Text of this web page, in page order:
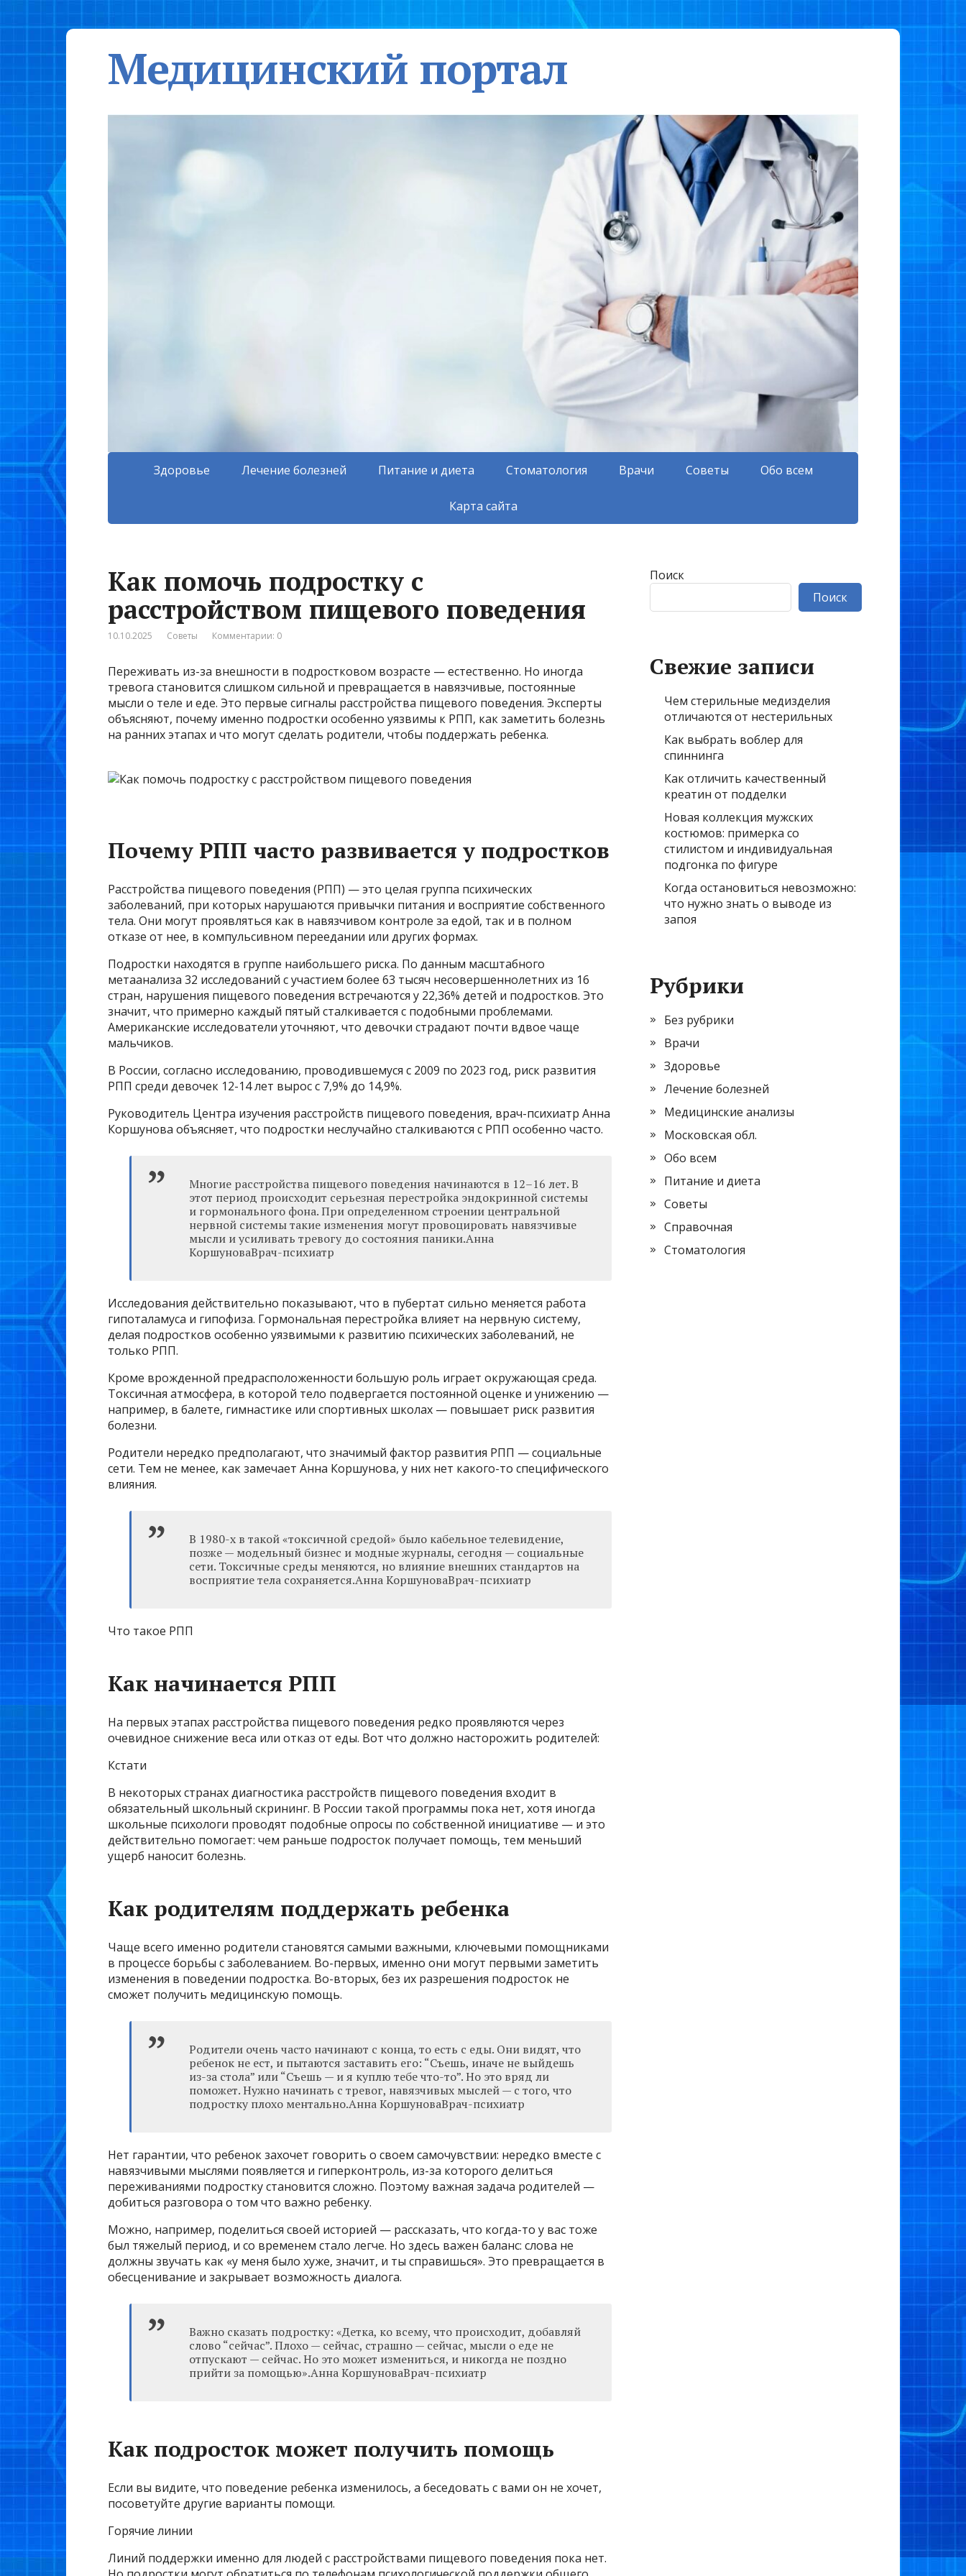
Медицинский портал
Здоровье Лечение болезней Питание и диета Стоматология Врачи Советы Обо всем
Карта сайта
Как помочь подростку с
расстройством пищевого поведения
10.10.2025 Советы Комментарии: 0
Переживать из-за внешности в подростковом возрасте — естественно. Но иногда
тревога становится слишком сильной и превращается в навязчивые, постоянные
мысли о теле и еде. Это первые сигналы расстройства пищевого поведения. Эксперты
объясняют, почему именно подростки особенно уязвимы к РПП, как заметить болезнь
на ранних этапах и что могут сделать родители, чтобы поддержать ребенка.
Почему РПП часто развивается у подростков
Расстройства пищевого поведения (РПП) — это целая группа психических
заболеваний, при которых нарушаются привычки питания и восприятие собственного
тела. Они могут проявляться как в навязчивом контроле за едой, так и в полном
отказе от нее, в компульсивном переедании или других формах.
Подростки находятся в группе наибольшего риска. По данным масштабного
метаанализа 32 исследований с участием более 63 тысяч несовершеннолетних из 16
стран, нарушения пищевого поведения встречаются у 22,36% детей и подростков. Это
значит, что примерно каждый пятый сталкивается с подобными проблемами.
Американские исследователи уточняют, что девочки страдают почти вдвое чаще
мальчиков.
В России, согласно исследованию, проводившемуся с 2009 по 2023 год, риск развития
РПП среди девочек 12-14 лет вырос с 7,9% до 14,9%.
Руководитель Центра изучения расстройств пищевого поведения, врач-психиатр Анна
Коршунова объясняет, что подростки неслучайно сталкиваются с РПП особенно часто.
Многие расстройства пищевого поведения начинаются в 12–16 лет. В
этот период происходит серьезная перестройка эндокринной системы
и гормонального фона. При определенном строении центральной
нервной системы такие изменения могут провоцировать навязчивые
мысли и усиливать тревогу до состояния паники.Анна
КоршуноваВрач-психиатр
Исследования действительно показывают, что в пубертат сильно меняется работа
гипоталамуса и гипофиза. Гормональная перестройка влияет на нервную систему,
делая подростков особенно уязвимыми к развитию психических заболеваний, не
только РПП.
Кроме врожденной предрасположенности большую роль играет окружающая среда.
Токсичная атмосфера, в которой тело подвергается постоянной оценке и унижению —
например, в балете, гимнастике или спортивных школах — повышает риск развития
болезни.
Родители нередко предполагают, что значимый фактор развития РПП — социальные
сети. Тем не менее, как замечает Анна Коршунова, у них нет какого-то специфического
влияния.
В 1980-х в такой «токсичной средой» было кабельное телевидение,
позже — модельный бизнес и модные журналы, сегодня — социальные
сети. Токсичные среды меняются, но влияние внешних стандартов на
восприятие тела сохраняется.Анна КоршуноваВрач-психиатр
Что такое РПП
Как начинается РПП
На первых этапах расстройства пищевого поведения редко проявляются через
очевидное снижение веса или отказ от еды. Вот что должно насторожить родителей:
Кстати
В некоторых странах диагностика расстройств пищевого поведения входит в
обязательный школьный скрининг. В России такой программы пока нет, хотя иногда
школьные психологи проводят подобные опросы по собственной инициативе — и это
действительно помогает: чем раньше подросток получает помощь, тем меньший
ущерб наносит болезнь.
Как родителям поддержать ребенка
Чаще всего именно родители становятся самыми важными, ключевыми помощниками
в процессе борьбы с заболеванием. Во-первых, именно они могут первыми заметить
изменения в поведении подростка. Во-вторых, без их разрешения подросток не
сможет получить медицинскую помощь.
Родители очень часто начинают с конца, то есть с еды. Они видят, что
ребенок не ест, и пытаются заставить его: “Съешь, иначе не выйдешь
из-за стола” или “Съешь — и я куплю тебе что-то”. Но это вряд ли
поможет. Нужно начинать с тревог, навязчивых мыслей — с того, что
подростку плохо ментально.Анна КоршуноваВрач-психиатр
Нет гарантии, что ребенок захочет говорить о своем самочувствии: нередко вместе с
навязчивыми мыслями появляется и гиперконтроль, из-за которого делиться
переживаниями подростку становится сложно. Поэтому важная задача родителей —
добиться разговора о том что важно ребенку.
Можно, например, поделиться своей историей — рассказать, что когда-то у вас тоже
был тяжелый период, и со временем стало легче. Но здесь важен баланс: слова не
должны звучать как «у меня было хуже, значит, и ты справишься». Это превращается в
обесценивание и закрывает возможность диалога.
Важно сказать подростку: «Детка, ко всему, что происходит, добавляй
слово “сейчас”. Плохо — сейчас, страшно — сейчас, мысли о еде не
отпускают — сейчас. Но это может измениться, и никогда не поздно
прийти за помощью».Анна КоршуноваВрач-психиатр
Как подросток может получить помощь
Если вы видите, что поведение ребенка изменилось, а беседовать с вами он не хочет,
посоветуйте другие варианты помощи.
Горячие линии
Линий поддержки именно для людей с расстройствами пищевого поведения пока нет.
Поиск
Поиск
Свежие записи
Чем стерильные медизделия
отличаются от нестерильных
Как выбрать воблер для
спиннинга
Как отличить качественный
креатин от подделки
Новая коллекция мужских
костюмов: примерка со
стилистом и индивидуальная
подгонка по фигуре
Когда остановиться невозможно:
что нужно знать о выводе из
запоя
Рубрики
Без рубрики
Врачи
Здоровье
Лечение болезней
Медицинские анализы
Московская обл.
Обо всем
Питание и диета
Советы
Справочная
Стоматология